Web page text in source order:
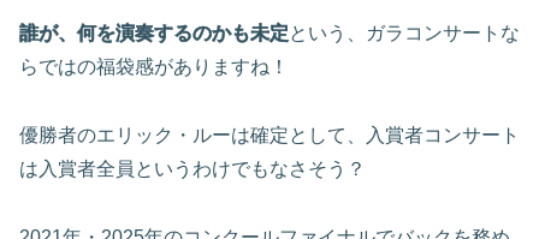
誰が、何を演奏するのかも未定という、ガラコンサートな
らではの福袋感がありますね！
優勝者のエリック・ルーは確定として、入賞者コンサート
は入賞者全員というわけでもなさそう？